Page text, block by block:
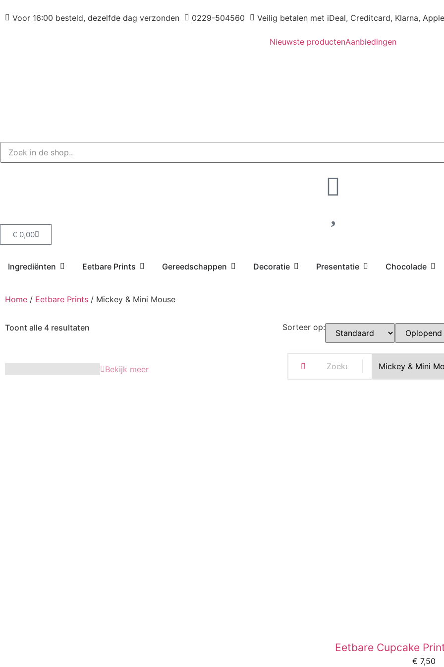
Voor 16:00 besteld, dezelfde dag verzonden 0229-504560 Veilig betalen met iDeal, Creditcard, Klarna,
Nieuwste productenAanbiedingen
€ 0,00
Ingrediënten Eetbare Prints Gereedschappen Decoratie Presentatie Chocolade
Home / Eetbare Prints / Mickey & Mini Mouse
Toont alle 4 resultaten Sorteer op:
Bekijk meer
Eetbare Cupcake
€ 7,50